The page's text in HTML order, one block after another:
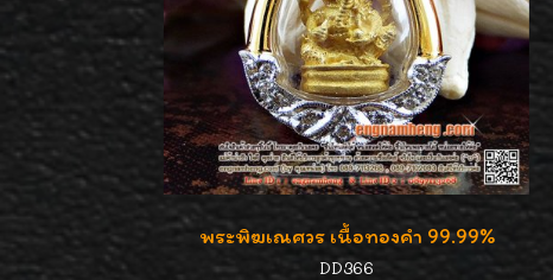
พระพิฆเณศวร เนื้อทองคำ 99.99%
DD366